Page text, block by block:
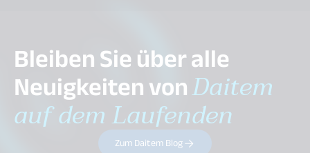
Bleiben Sie über alle
Neuigkeiten vonDaitem
auf dem Laufenden
Zum Daitem Blog